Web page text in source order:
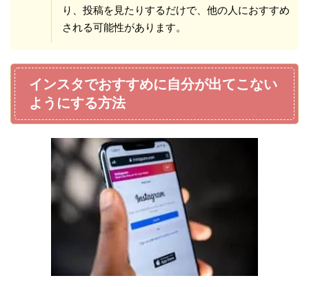
り、投稿を見たりするだけで、他の人におすすめ
される可能性があります。
インスタでおすすめに自分が出てこない
ようにする方法